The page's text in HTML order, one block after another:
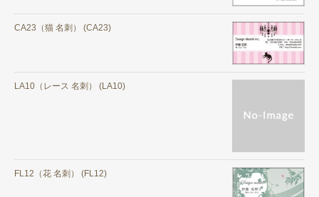
CA23（猫 名刺） (CA23)
LA10（レース 名刺） (LA10)
FL12（花 名刺） (FL12)